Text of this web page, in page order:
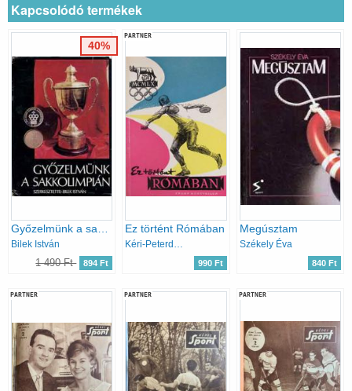
Kapcsolódó termékek
Bilek István
1 490 Ft 894 Ft
40%
PARTNER
Ez történt Rómában
Kéri-Peterdi-Szebenyi-Szűcs
990 Ft
Megúsztam
Székely Éva
840 Ft
PARTNER PARTNER PARTNER